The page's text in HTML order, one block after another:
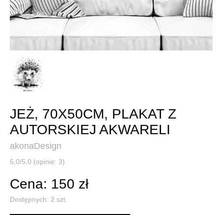
JEŻ, 70X50CM, PLAKAT Z
AUTORSKIEJ AKWARELI
akonaDesign
5,0/5,0 (opinie: 3)
Cena: 150 zł
Dostępnych: 2 szt.